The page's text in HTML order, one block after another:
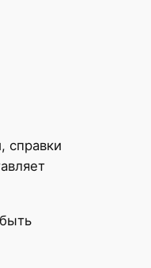
справки